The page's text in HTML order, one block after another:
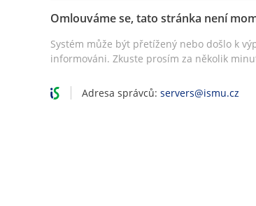
Omlouváme se, tato stránka není
Systém může být přetížený nebo došlo k
informováni. Zkuste prosím za několik
Adresa správců:servers@ismu.cz